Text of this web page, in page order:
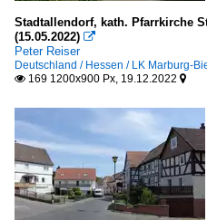
Stadtallendorf, kath. Pfarrkirche
(15.05.2022) 
Peter Reiser
Deutschland / Hessen / LK Marburg-
 169 1200x900 Px, 19.12.2022 